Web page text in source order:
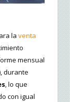
la venta
mensual
durante
, lo que
con igual